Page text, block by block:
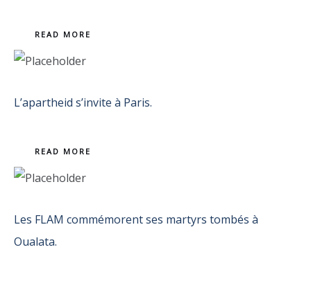
READ MORE
L’apartheid s’invite à Paris.
READ MORE
Les FLAM commémorent ses martyrs tombés à
Oualata.